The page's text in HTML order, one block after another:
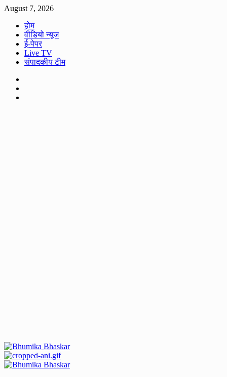
Skip
content
August 7, 2026
होम
वीडियो न्यूज
ई-पेपर
Live TV
संपादकीय टीम
Primary